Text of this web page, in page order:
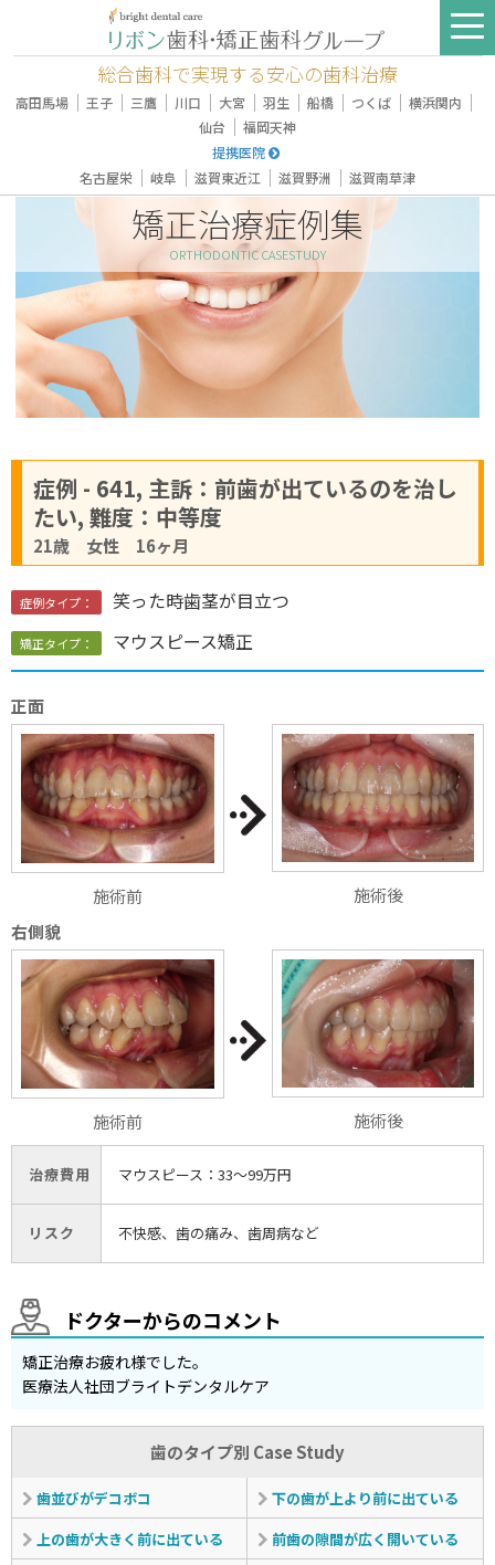
総合歯科で実現する安心の歯科治療
高田馬場 ｜ 王子 ｜ 三鷹 ｜ 川口 ｜ 大宮 ｜ 羽生 ｜ 船橋 ｜ つくば ｜ 横浜関内 ｜
仙台 ｜ 福岡天神
提携医院
名古屋栄 ｜ 岐阜 ｜ 滋賀東近江 ｜ 滋賀野洲 ｜ 滋賀南草津
矯正治療症例集
ORTHODONTIC CASESTUDY
症例 - 641, 主訴：前歯が出ているのを治し
たい, 難度：中等度
21歳 女性 16ヶ月
症例タイプ： 笑った時歯茎が目立つ
矯正タイプ： マウスピース矯正
正面
施術前
施術後
右側貌
施術前 施術後
治療費用 マウスピース：33〜99万円
リスク 不快感、歯の痛み、歯周病など
ドクターからのコメント
矯正治療お疲れ様でした。
医療法人社団ブライトデンタルケア
歯のタイプ別 Case Study
歯並びがデコボコ
下の歯が上より前に出ている
上の歯が大きく前に出ている
前歯の隙間が広く開いている